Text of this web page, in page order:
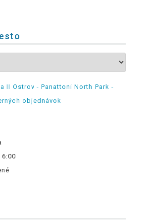
II Ostrov - Panattoni North Park -
objednávok